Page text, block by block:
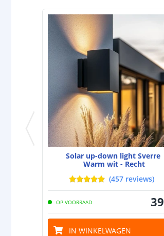
Solar up-down light Sverre
Warm wit - Recht
(457 reviews)
OP VOORRAAD 39
IN WINKELWAGEN